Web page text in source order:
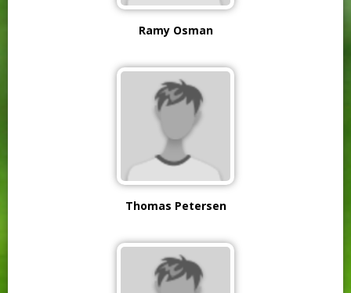
Ramy Osman
Thomas Petersen